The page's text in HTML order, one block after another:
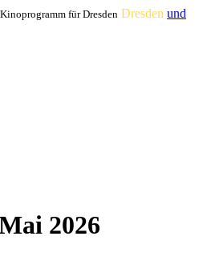
für Dresden Dresden und
2026